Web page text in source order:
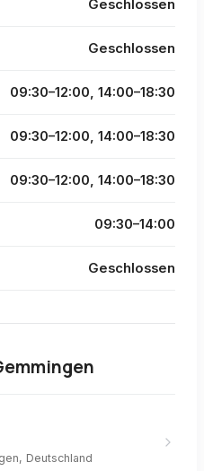
Geschlossen
Geschlossen
09:30–12:00, 14:00–18:30
09:30–12:00, 14:00–18:30
09:30–12:00, 14:00–18:30
09:30–14:00
Geschlossen
Deutschland